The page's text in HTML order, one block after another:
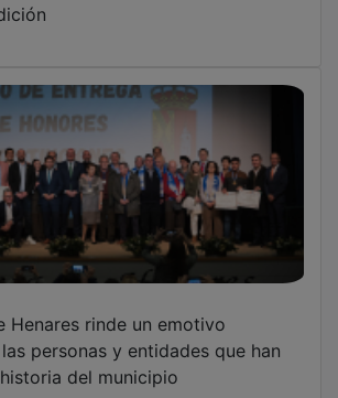
Henares rinde un emotivo
personas y entidades que han
del municipio